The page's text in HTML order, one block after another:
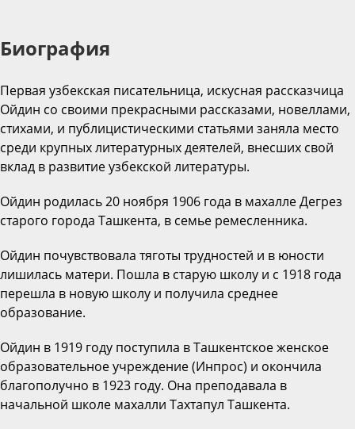
Биография
Первая узбекская писательница, искусная рассказчица
Ойдин со своими прекрасными рассказами, новеллами,
стихами, и публицистическими статьями заняла место
среди крупных литературных деятелей, внесших свой
вклад в развитие узбекской литературы.
Ойдин родилась 20 ноября 1906 года в махалле Дегрез
старого города Ташкента, в семье ремесленника.
Ойдин почувствовала тяготы трудностей и в юности
лишилась матери. Пошла в старую школу и с 1918 года
перешла в новую школу и получила среднее
образование.
Ойдин в 1919 году поступила в Ташкентское женское
образовательное учреждение (Инпрос) и окончила
благополучно в 1923 году. Она преподавала в
начальной школе махалли Тахтапул Ташкента.